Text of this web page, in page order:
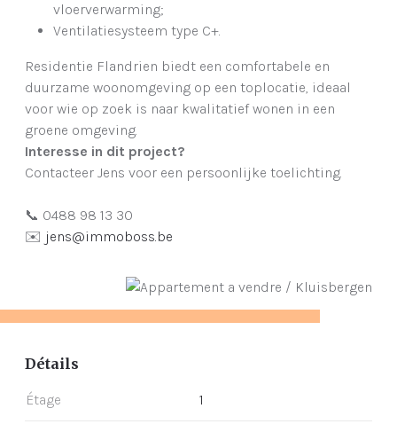
vloerverwarming;
Ventilatiesysteem type C+.
Residentie Flandrien biedt een comfortabele en
duurzame woonomgeving op een toplocatie, ideaal
voor wie op zoek is naar kwalitatief wonen in een
groene omgeving.
Interesse in dit project?
Contacteer Jens voor een persoonlijke toelichting.
📞 0488 98 13 30
✉️ jens@immoboss.be
Détails
Étage 1